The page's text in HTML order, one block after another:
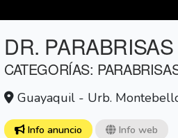
DR. PARABRISAS
CATEGORÍAS:
Guayaquil - Urb.
Info anuncio Info web